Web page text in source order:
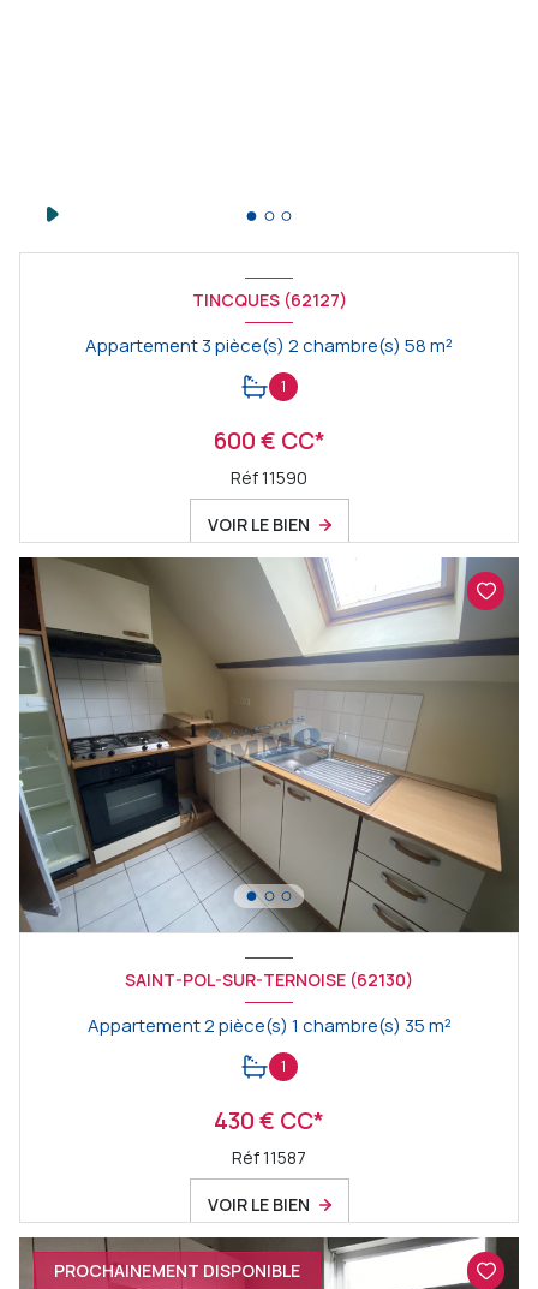
TINCQUES (62127)
Appartement 3 pièce(s) 2 chambre(s) 58 m²
1
600 € CC*
Réf 11590
VOIR LE BIEN
SAINT-POL-SUR-TERNOISE (62130)
Appartement 2 pièce(s) 1 chambre(s) 35 m²
1
430 € CC*
Réf 11587
VOIR LE BIEN
PROCHAINEMENT DISPONIBLE